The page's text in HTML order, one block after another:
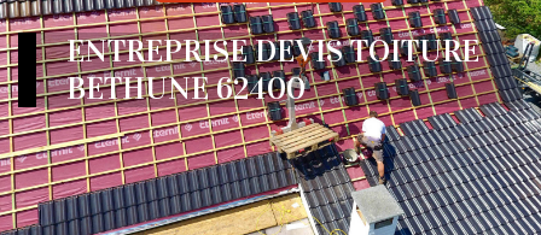
ENTREPRISE DEVIS TOITURE
BETHUNE 62400